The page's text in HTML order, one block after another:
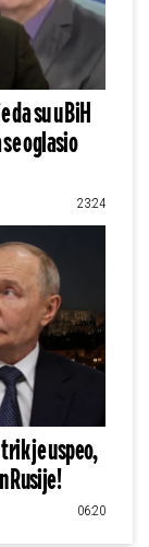
da su u BiH
oglasio
23:24
je uspeo,
Rusije!
06:20